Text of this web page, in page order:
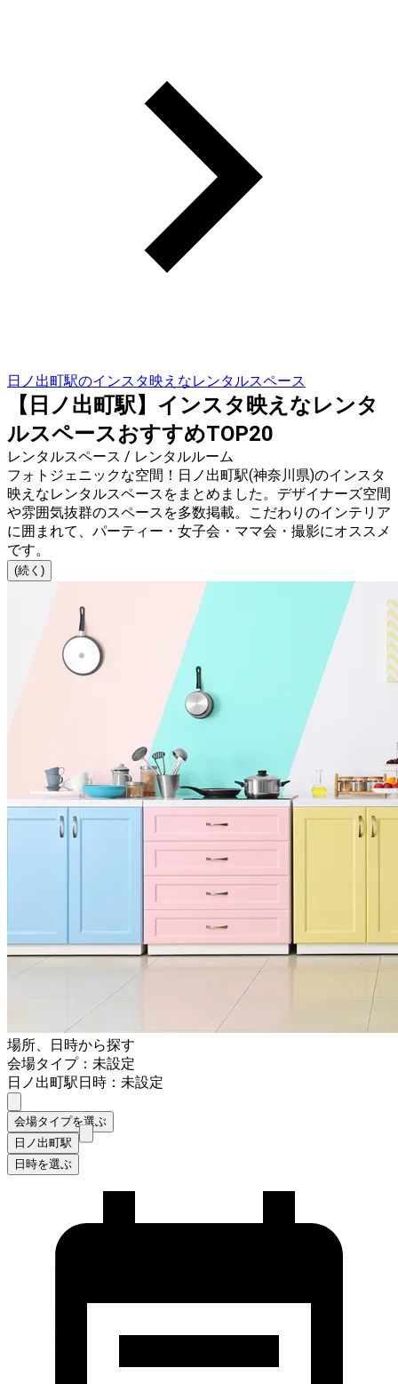
日ノ出町駅のインスタ映えなレンタルスペース
【日ノ出町駅】インスタ映えなレンタ
ルスペースおすすめTOP20
レンタルスペース / レンタルルーム
フォトジェニックな空間！日ノ出町駅(神奈川県)のインスタ
映えなレンタルスペースをまとめました。デザイナーズ空間
や雰囲気抜群のスペースを多数掲載。こだわりのインテリア
に囲まれて、パーティー・女子会・ママ会・撮影にオススメ
です。
(続く)
場所、日時から探す
会場タイプ：未設定
日ノ出町駅日時：未設定
会場タイプを選ぶ
日ノ出町駅
日時を選ぶ